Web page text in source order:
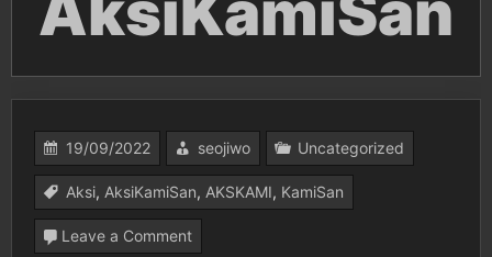
19/09/2022 seojiwo Uncategorized
Aksi, AksiKamiSan, AKSKAMI, KamiSan
Leave a Commenton